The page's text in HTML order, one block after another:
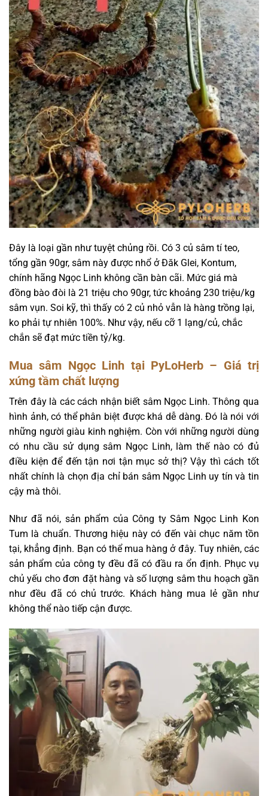
Đây là loại gần như tuyệt chủng rồi. Có 3 củ sâm tí teo,
tổng gần 90gr, sâm này được nhổ ở Đăk Glei, Kontum,
chính hãng Ngọc Linh không cần bàn cãi. Mức giá mà
đồng bào đòi là 21 triệu cho 90gr, tức khoảng 230 triệu/kg
sâm vụn. Soi kỹ, thì thấy có 2 củ nhỏ vẫn là hàng trồng lại,
ko phải tự nhiên 100%. Như vậy, nếu cỡ 1 lạng/củ, chắc
chắn sẽ đạt mức tiền tỷ/kg.
Mua sâm Ngọc Linh tại PyLoHerb – Giá trị
xứng tầm chất lượng
Trên đây là các cách nhận biết sâm Ngọc Linh. Thông qua
hình ảnh, có thể phân biệt được khá dễ dàng. Đó là nói với
những người giàu kinh nghiệm. Còn với những người dùng
có nhu cầu sử dụng sâm Ngọc Linh, làm thế nào có đủ
điều kiện để đến tận nơi tận mục sở thị? Vậy thì cách tốt
nhất chính là chọn địa chỉ bán sâm Ngọc Linh uy tín và tin
cậy mà thôi.
Như đã nói, sản phẩm của Công ty Sâm Ngọc Linh Kon
Tum là chuẩn. Thương hiệu này có đến vài chục năm tồn
tại, khẳng định. Bạn có thể mua hàng ở đây. Tuy nhiên, các
sản phẩm của công ty đều đã có đầu ra ổn định. Phục vụ
chủ yếu cho đơn đặt hàng và số lượng sâm thu hoạch gần
như đều đã có chủ trước. Khách hàng mua lẻ gần như
không thể nào tiếp cận được.